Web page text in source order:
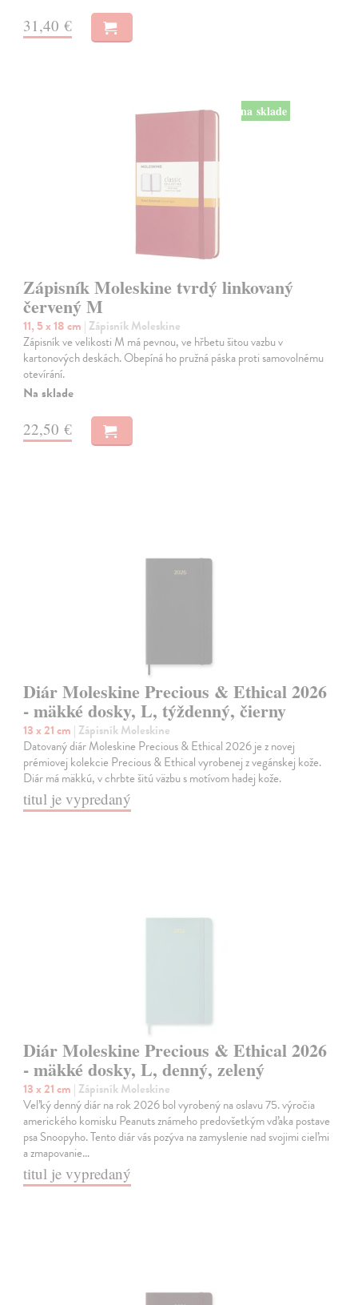
31,40 €
na sklade
Zápisník Moleskine tvrdý linkovaný
červený M
11, 5 x 18 cm | Zápisník Moleskine
Zápisník ve velikosti M má pevnou, ve hřbetu šitou vazbu v
kartonových deskách. Obepíná ho pružná páska proti samovolnému
otevírání.
Na sklade
22,50 €
Diár Moleskine Precious & Ethical 2026
- mäkké dosky, L, týždenný, čierny
13 x 21 cm | Zápisník Moleskine
Datovaný diár Moleskine Precious & Ethical 2026 je z novej
prémiovej kolekcie Precious & Ethical vyrobenej z vegánskej kože.
Diár má mäkkú, v chrbte šitú väzbu s motívom hadej kože.
titul je vypredaný
Diár Moleskine Precious & Ethical 2026
- mäkké dosky, L, denný, zelený
13 x 21 cm | Zápisník Moleskine
Veľký denný diár na rok 2026 bol vyrobený na oslavu 75. výročia
amerického komisku Peanuts známeho predovšetkým vďaka postave
psa Snoopyho. Tento diár vás pozýva na zamyslenie nad svojimi cieľmi
a zmapovanie…
titul je vypredaný